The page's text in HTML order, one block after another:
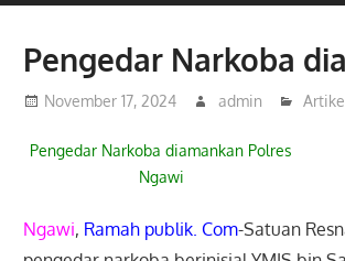
Pengedar Narkoba
November 17, 2024 admin
Pengedar Narkoba diamankan Polres
Ngawi
Ngawi, Ramah publik. Com-Satuan